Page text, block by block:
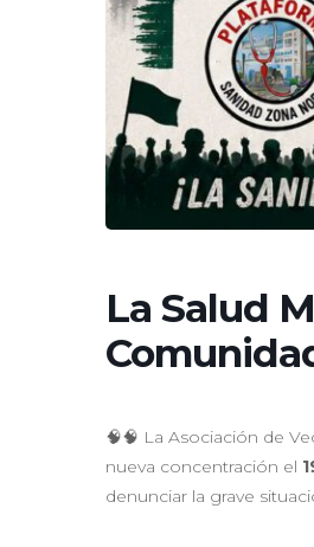
La Salud
🧠🧠 La Asociación de
nueva concentración el
denunciar la grave